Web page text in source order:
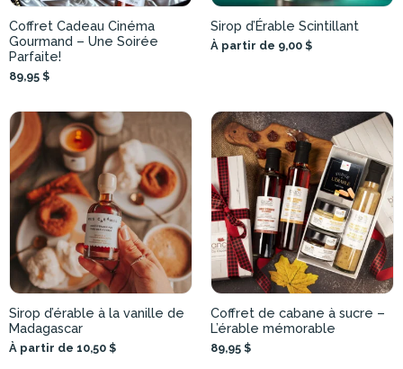
Coffret Cadeau Cinéma
Gourmand – Une Soirée
Parfaite!
89,95 $
Sirop d’Érable Scintillant
À partir de 9,00 $
Sirop d’érable à la vanille de
Madagascar
À partir de 10,50 $
Coffret de cabane à sucre –
L’érable mémorable
89,95 $